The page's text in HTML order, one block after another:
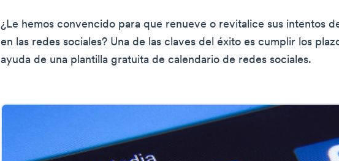
¿Le hemos convencido para que renueve o revitalice sus intentos
en las redes sociales? Una de las claves del éxito es cumplir los
ayuda de una plantilla gratuita de calendario de redes sociales.